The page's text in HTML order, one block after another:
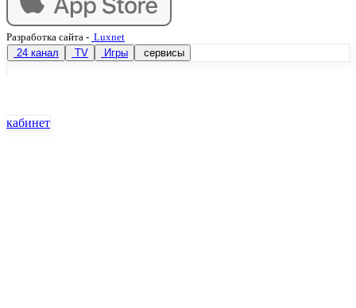
Разработка сайта - Luxnet
24 канал
TV Игры сервисы
кабинет